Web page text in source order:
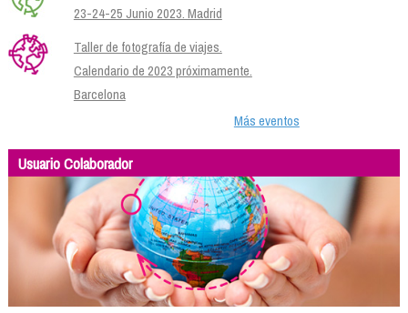
23-24-25 Junio 2023. Madrid
Taller de fotografía de viajes.
Calendario de 2023 próximamente.
Barcelona
Más eventos
Usuario Colaborador